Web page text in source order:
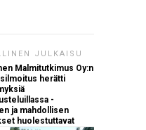
JULKAISU
Malmitutkimus Oy:n
herätti
-
ja mahdollisen
huolestuttavat